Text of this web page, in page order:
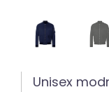
Unisex